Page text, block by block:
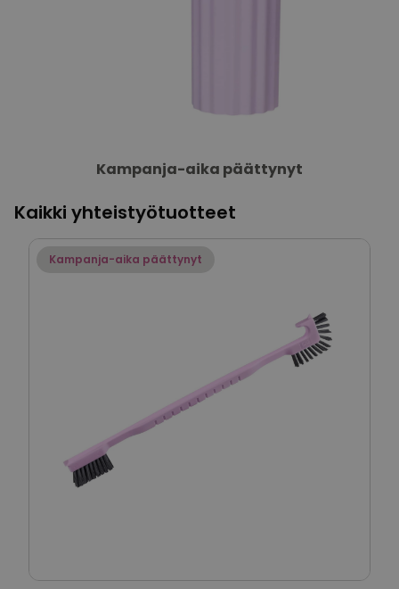
Kampanja-aika päättynyt
Kaikki yhteistyötuotteet
Kampanja-aika päättynyt